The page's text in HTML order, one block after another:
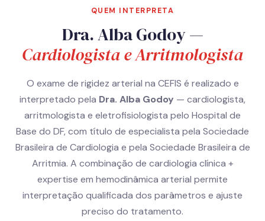
QUEM INTERPRETA
Dra. Alba Godoy —
Cardiologista e Arritmologista
O exame de rigidez arterial na CEFIS é realizado e
interpretado pela Dra. Alba Godoy — cardiologista,
arritmologista e eletrofisiologista pelo Hospital de
Base do DF, com título de especialista pela Sociedade
Brasileira de Cardiologia e pela Sociedade Brasileira de
Arritmia. A combinação de cardiologia clínica +
expertise em hemodinâmica arterial permite
interpretação qualificada dos parâmetros e ajuste
preciso do tratamento.